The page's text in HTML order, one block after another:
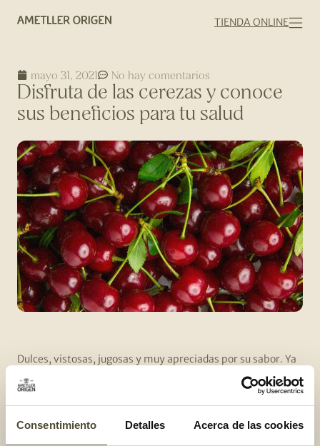
Consentimiento Detalles Acerca de las cookies
TIENDA ONLINE
mayo 31, 2021 No hay comentarios
Disfruta de las cerezas y conoce
sus beneficios para tu salud
Dulces, vistosas, jugosas y muy apreciadas por su sabor. Ya
tenemos aquí una de las frutas dulces más esperadas: ¡las
cerezas!
Esta fruta esrica en antioxidantes
, que retrasan el
envejecimiento celular, y tiene